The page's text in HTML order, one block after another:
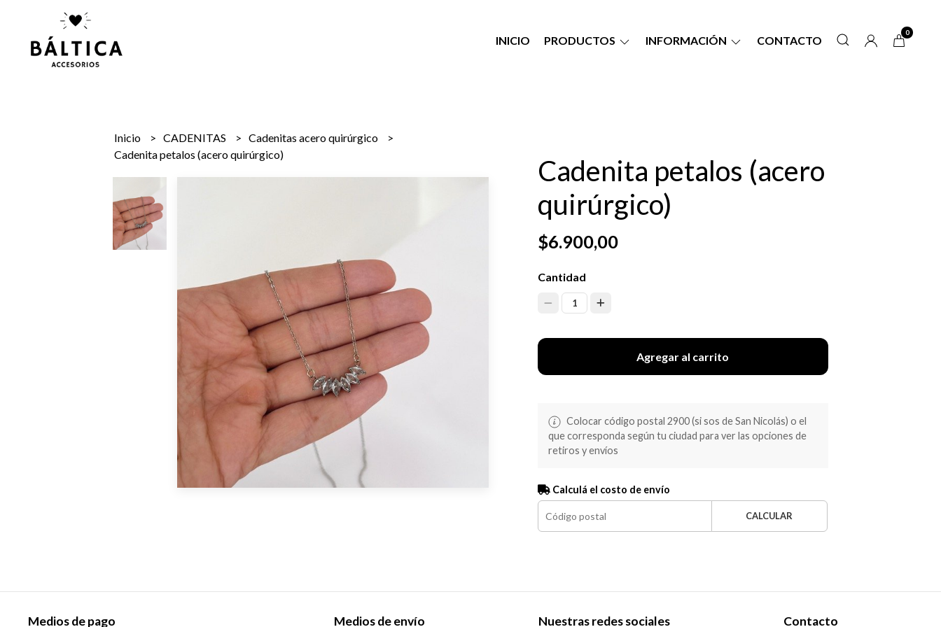
INICIO PRODUCTOS INFORMACIÓN CONTACTO
0
Inicio CADENITAS
Cadenitas acero quirúrgico
Cadenita petalos (acero quirúrgico)
Cadenita petalos (acero
quirúrgico)
$6.900,00
Cantidad
1
Agregar al carrito
Colocar código postal 2900 (si sos de San Nicolás) o el
que corresponda según tu ciudad para ver las opciones de
retiros y envíos
Calculá el costo de envío
CALCULAR
Medios de pago Medios de envío Nuestras redes sociales Contacto